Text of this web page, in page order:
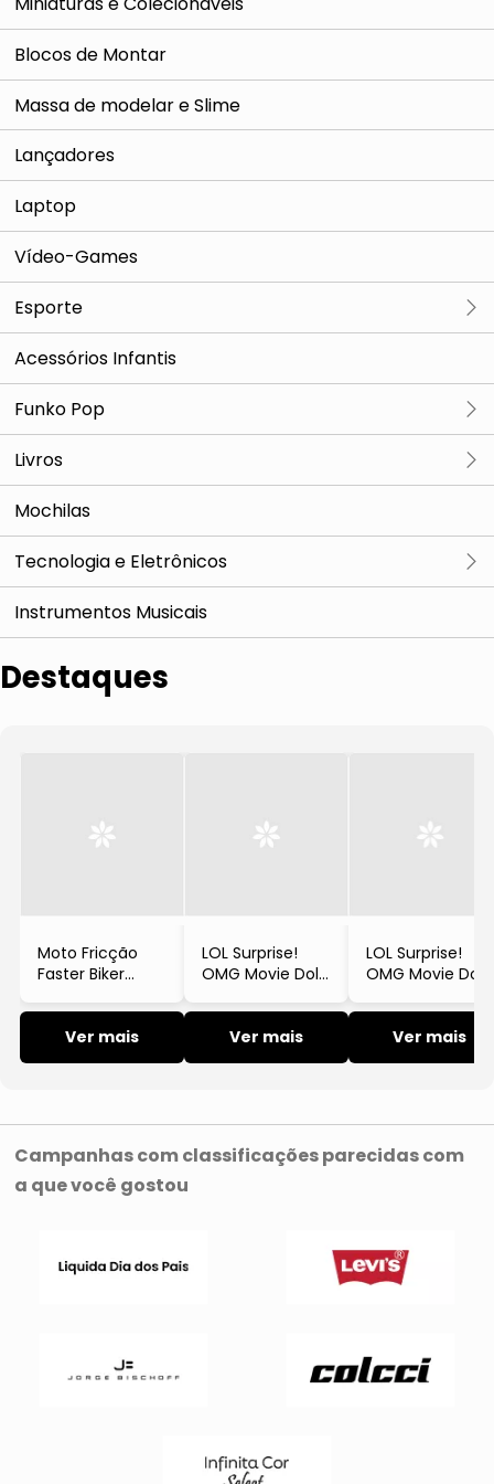
Bonecas Com Acessórios
Dinossauros e Monstros
Casa de Boneca e Cenários
Miniaturas
Robôs
Hotwheels
Miniaturas e Réplicas
Blocos de Montar
Massa de modelar e Slime
Lançadores
Laptop
Vídeo-Games
Esporte
Camping e Aventura
Acessórios Infantis
Funko Pop
Ver tudo
Animes e Desenhos
DC
Disney
Livros
Formatos Especiais
Mochilas
Tecnologia e Eletrônicos
Ver tudo
Computadores e Acessórios
Fones de Ouvido
Instrumentos Musicais
Destaques
Moto Fricção
Faster Biker
Preto A Partir De
Três Anos
Ver mais
LOL Surprise!
OMG Movie Doll
Boneca Ficção
Científica Roxo
Ver mais
LOL Surprise!
OMG Movie Doll
Boneca Super-
Herói Rosa E
Ver mais
Campanhas com classificações parecidas com
a que você gostou